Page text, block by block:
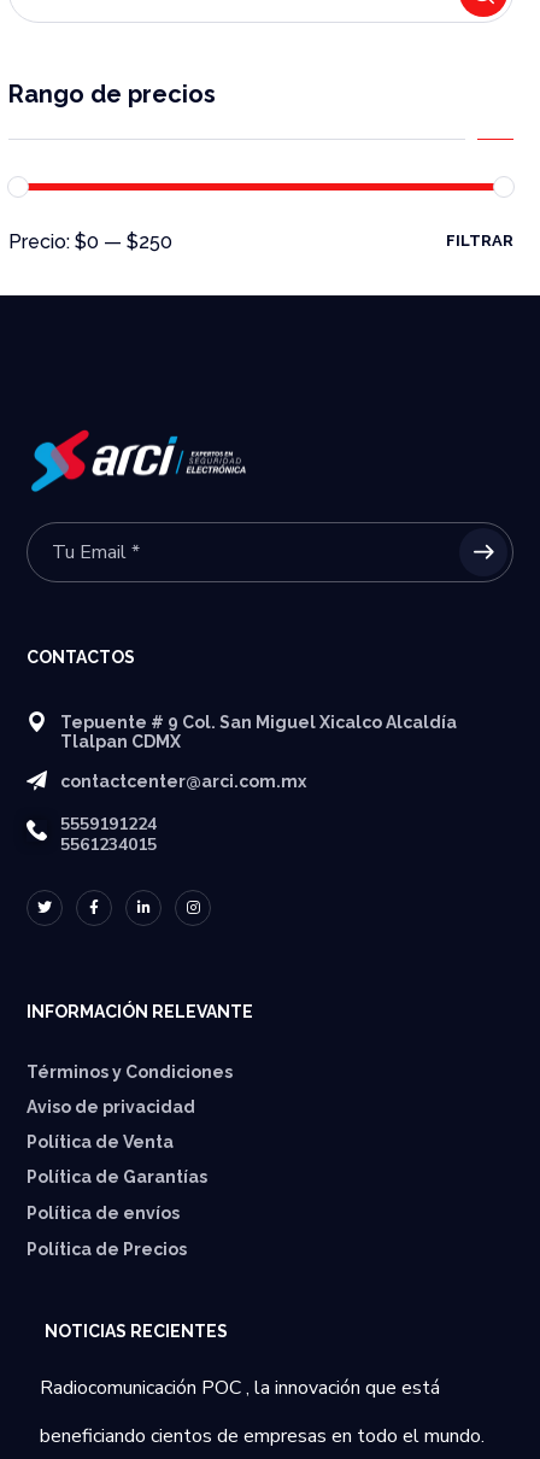
Rango de precios
FILTRAR
Precio:$0 —$250
CONTACTOS
Tepuente # 9 Col. San Miguel Xicalco Alcaldía
Tlalpan CDMX
contactcenter@arci.com.mx
5559191224
5561234015
INFORMACIÓN RELEVANTE
Términos y Condiciones
Aviso de privacidad
Política de Venta
Política de Garantías
⁠Política de envíos
Política de Precios
NOTICIAS RECIENTES
Radiocomunicación POC , la innovación que está
beneficiando cientos de empresas en todo el mundo.